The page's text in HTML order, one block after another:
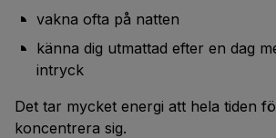
vakna ofta på natten
känna dig utmattad efter en dag
intryck
Det tar mycket energi att hela tiden
koncentrera sig.